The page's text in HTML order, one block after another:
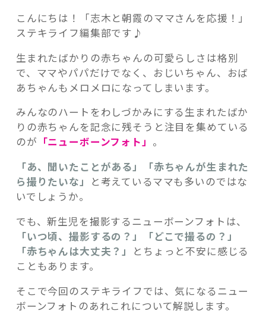
記事検索
こんにちは！「志木と朝霞のママさんを応援！」
ステキライフ編集部です♪
生まれたばかりの赤ちゃんの可愛らしさは格別
で、ママやパパだけでなく、おじいちゃん、おば
あちゃんもメロメロになってしまいます。
みんなのハートをわしづかみにする生まれたばか
りの赤ちゃんを記念に残そうと注目を集めている
のが 「ニューボーンフォト」 。
「あ、聞いたことがある」「赤ちゃんが生まれた
ら撮りたいな」
と考えているママも多いのではな
いでしょうか。
でも、新生児を撮影するニューボーンフォトは、
「いつ頃、撮影するの？」「どこで撮るの？」
「赤ちゃんは大丈夫？」
とちょっと不安に感じる
こともあります。
そこで今回のステキライフでは、気になるニュー
ボーンフォトのあれこれについて解説します。